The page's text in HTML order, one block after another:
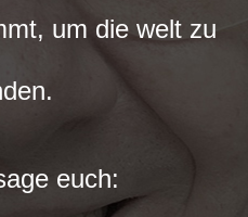
um die welt zu
euch: